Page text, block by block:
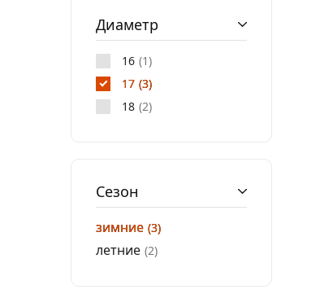
Диаметр
16 1
17 3
18 2
Сезон
зимние 3
летние 2